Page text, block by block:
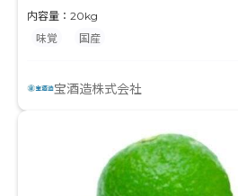
かつお節調味液です。産地特定
料（アミノ酸等）不使用です。
内容量：20kg
味覚
国産
宝酒造株式会社